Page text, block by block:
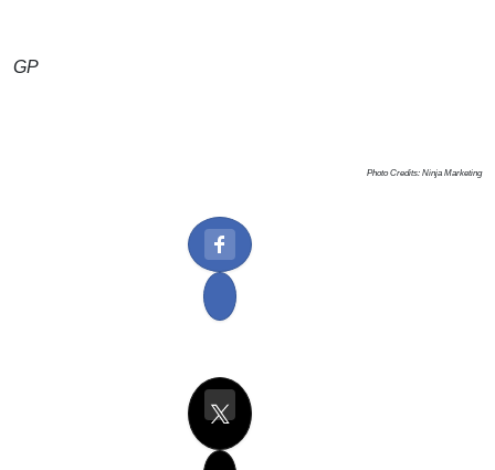
GP
Photo Credits: Ninja Marketing